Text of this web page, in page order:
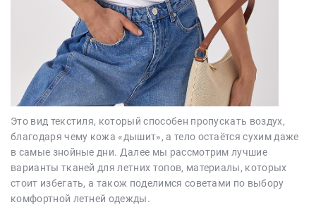
Это вид текстиля, который способен пропускать воздух,
благодаря чему кожа «дышит», а тело остаётся сухим даже
в самые знойные дни. Далее мы рассмотрим лучшие
варианты тканей для летних топов, материалы, которых
стоит избегать, а також поделимся советами по выбору
комфортной летней одежды.